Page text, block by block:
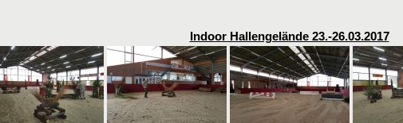
Indoor Hallengelände 23.-26.03.2017